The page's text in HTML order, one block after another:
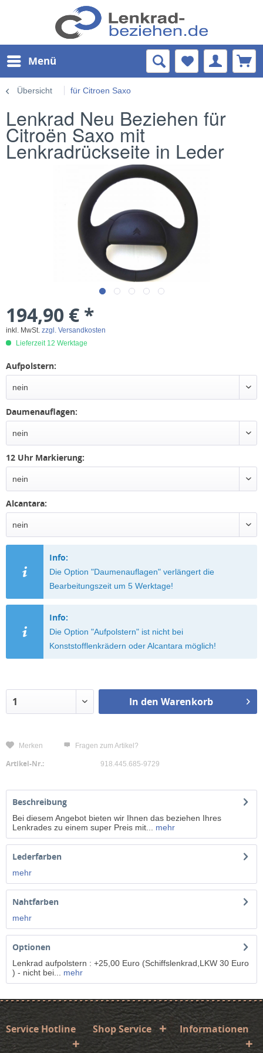
Menü
Übersicht für Citroen Saxo
Lenkrad Neu Beziehen für
Citroën Saxo mit
Lenkradrückseite in Leder
194,90 € *
inkl. MwSt. zzgl. Versandkosten
Lieferzeit 12 Werktage
Aufpolstern:
Daumenauflagen:
12 Uhr Markierung:
Alcantara:
Info:
Die Option "Daumenauflagen" verlängert die
Bearbeitungszeit um 5 Werktage!
Info:
Die Option "Aufpolstern" ist nicht bei
Konststofflenkrädern oder Alcantara möglich!
In den Warenkorb
Fragen zum Artikel?
Merken
Artikel-Nr.: 918.445.685-9729
Beschreibung
Bei diesem Angebot bieten wir Ihnen das beziehen Ihres
Lenkrades zu einem super Preis mit...
mehr
Lederfarben
mehr
Nahtfarben
mehr
Optionen
Lenkrad aufpolstern : +25,00 Euro (Schiffslenkrad,LKW 30 Euro
) - nicht bei...
mehr
Service Hotline Shop Service Informationen